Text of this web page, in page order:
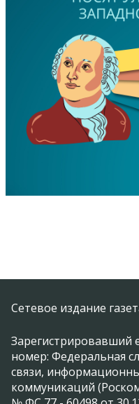
Сетевое издание
Зарегистрировавший
номер: Федеральная
связи,
коммуникаций